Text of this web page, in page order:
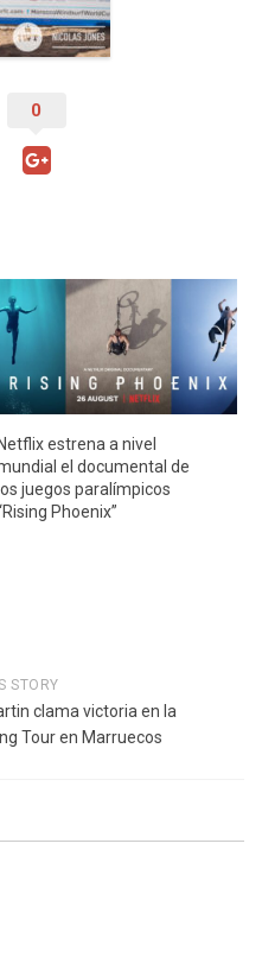
0
Netflix estrena a nivel
el documental de
los juegos paralímpicos
Phoenix”
STORY
clama victoria en la
Tour en Marruecos